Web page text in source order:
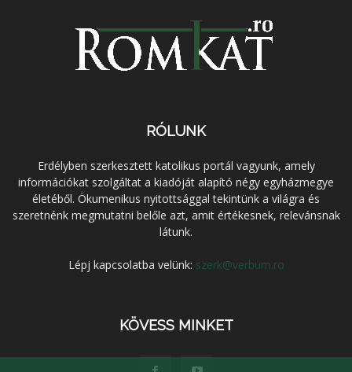
RÓLUNK
Erdélyben szerkesztett katolikus portál vagyunk, amely
információkat szolgáltat a kiadóját alapító négy egyházmegye
életéből. Ökumenikus nyitottsággal tekintünk a világra és
szeretnénk megmutatni belőle azt, amit értékesnek, relevánsnak
látunk.
Lépj kapcsolatba velünk: szerk@verbum.ro
KÖVESS MINKET